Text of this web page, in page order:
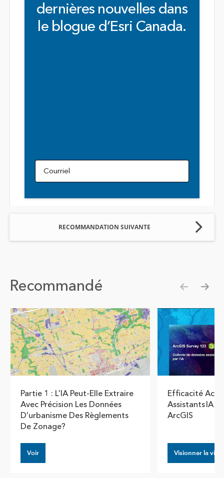
dernières nouvelles dans
le blogue d’Esri Canada.
Courriel
RECOMMANDATION SUIVANTE
Recommandé
Partie 1 : L’IA Peut-Elle Extraire
Avec Précision Les Données
D’urbanisme Des Règlements
De Zonage?
Voir
Efficacité
Assistants IA
ArcGIS
Visionner la